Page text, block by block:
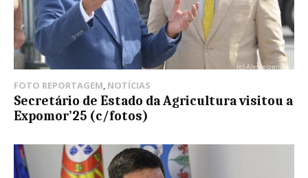
FOTO REPORTAGEM, NOTÍCIAS
Secretário de Estado da Agricultura visitou a
Expomor’25 (c/fotos)